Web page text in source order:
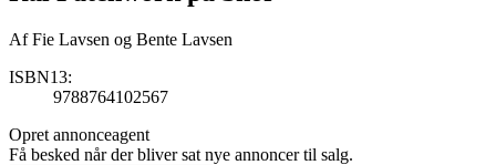
AfFie Lavsen og Bente Lavsen
ISBN13:
9788764102567
Opret annonceagent
Få besked når der bliver sat nye annoncer til salg.